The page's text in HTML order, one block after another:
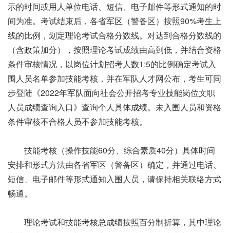
示的时间或用人单位电话、短信、电子邮件等形式通知的时
间为准。考试结束后，各省军区（警备区）按照90%考生上
线的比例，划定理论考试合格分数线。对达到合格分数线的
（含政策加分），按照理论考试成绩由高到低，并结合资格
条件审核情况，以岗位计划招考人数1:5的比例确定考试入
围人员名单参加技能考核，并在军队人才网公布，考生可同
步登陆《2022年军队面向社会公开招考专业技能岗位文职
人员成绩查询入口》查询个人具体成绩。未入围人员和资格
条件审核不合格人员不参加技能考核。
技能考核（操作技能60分、综合素质40分）具体时间
安排和形式方法由各省军区（警备区）确定，并通过电话、
短信、电子邮件等形式通知入围人员，请保持相关联络方式
畅通。
理论考试和技能考核总成绩按照百分制折算，其中理论